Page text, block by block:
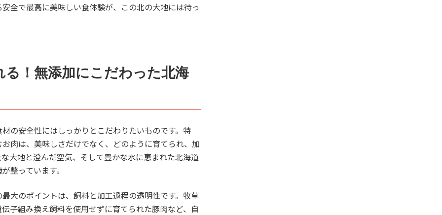
全で最高に美味しい食体験が、この北の大地には待っ
！無添加にこだわった北海
の安全性にはしっかりとこだわりたいものです。特
肉は、美味しさだけでなく、どのように育てられ、加
大地と澄んだ空気、そして豊かな水に恵まれた北海道
整っています。
大のポイントは、飼料と加工過程の透明性です。牧草
子組み換え飼料を使用せずに育てられた豚肉など、自